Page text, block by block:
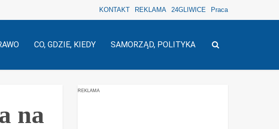
KONTAKT REKLAMA 24GLIWICE Praca
CO, GDZIE, KIEDY SAMORZĄD, POLITYKA
na
REKLAMA